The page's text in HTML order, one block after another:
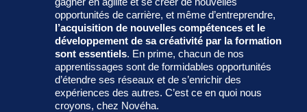
opportunités de carrière, et même d’entreprendre,
l’acquisition de nouvelles compétences et le
développement de sa créativité par la formation
sont essentiels. En prime, chacun de nos
apprentissages sont de formidables opportunités
d’étendre ses réseaux et de s’enrichir des
expériences des autres. C’est ce en quoi nous
croyons, chez Novéha.